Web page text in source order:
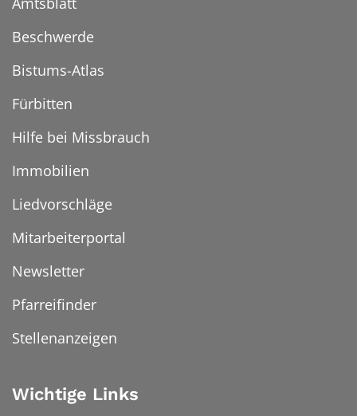
Beschwerde
Bistums-Atlas
Fürbitten
Hilfe bei Missbrauch
Immobilien
Liedvorschläge
Mitarbeiterportal
Newsletter
Pfarreifinder
Stellenanzeigen
Wichtige Links